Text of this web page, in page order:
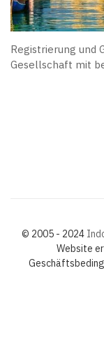
Registrierung und
Gesellschaft mit
© 2005 - 2024
Website